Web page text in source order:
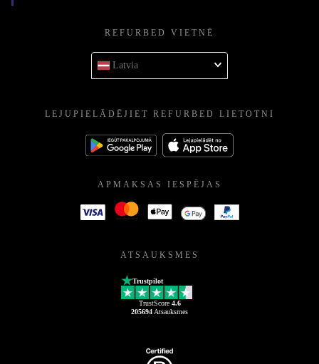
REFURBED VIETNĒ
Latvia
LEJUPIELĀDĒJIET REFURBED LIETOTNI
APMAKSAS IESPĒJAS
ATSAUKSMES
Trustpilot
TrustScore 4.6
205694 Atsauksmes